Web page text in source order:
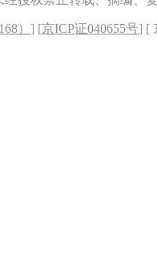
） ] [京ICP证040655号] [